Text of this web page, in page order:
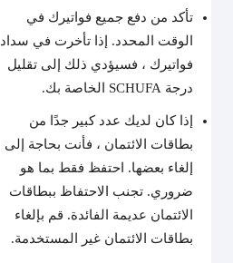
تأكد من دفع جميع فواتيرك في
الوقت المحدد. إذا تأخرت في سداد
فواتيرك ، فسيؤدي ذلك إلى تقليل
درجة SCHUFA الخاصة بك.
إذا كان لديك عدد كبير جدًا من
بطاقات الائتمان ، فأنت بحاجة إلى
إلغاء بعضها. احتفظ فقط بما هو
ضروري. تجنب الاحتفاظ ببطاقات
الائتمان عديمة الفائدة. قم بإلغاء
بطاقات الائتمان غير المستخدمة.